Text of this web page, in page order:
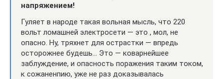
напряжением!
Гуляет в народе такая вольная мысль, что 220
вольт ломашней электросети — это , мол, не
опасно. Ну, тряхнет для острастки — впредь
осторожнее будешь… Это — коварнейшее
заблуждение, и опасность поражения таким током,
к сожаненпию, уже не раз доказывалась